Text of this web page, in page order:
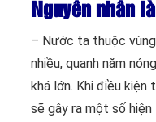
Nguyên nhân
– Nước ta thuộc
nhiều, quanh năm
khá lớn. Khi điều kiện
sẽ gây ra một số